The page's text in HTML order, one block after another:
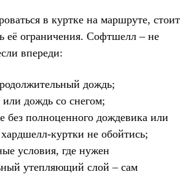
в куртке на маршруте, стоит
её ограничения. Софтшелл – не
впереди:
дождь;
дождь со снегом;
без полноценного дождевика или
куртки не обойтись;
условия, где нужен
утепляющий слой – сам